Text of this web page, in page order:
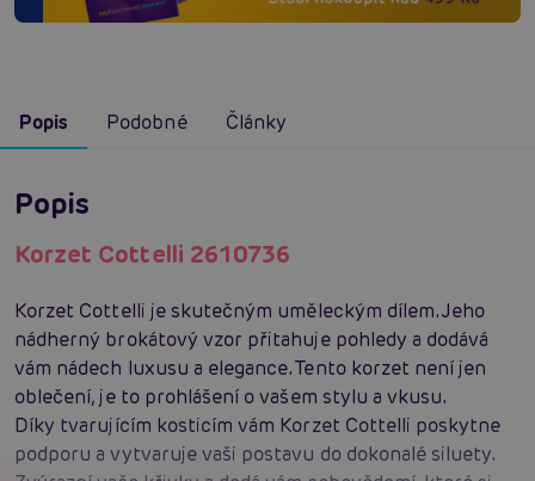
Popis Podobné Články
Popis
Korzet Cottelli 2610736
Korzet Cottelli je skutečným uměleckým dílem. Jeho
nádherný brokátový vzor přitahuje pohledy a dodává
vám nádech luxusu a elegance. Tento korzet není jen
oblečení, je to prohlášení o vašem stylu a vkusu.
Díky tvarujícím kosticím vám Korzet Cottelli poskytne
podporu a vytvaruje vaši postavu do dokonalé siluety.